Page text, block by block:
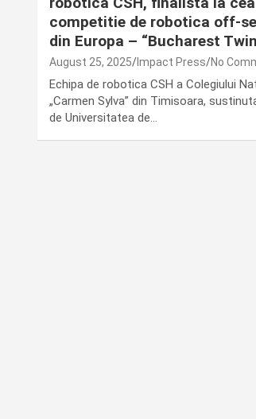
competitie de robotica off-
din Europa – “Bucharest
August 25, 2025 Impact Press No
Echipa de robotica CSH a Colegiului
„Carmen Sylva” din Timisoara,
de Universitatea de…